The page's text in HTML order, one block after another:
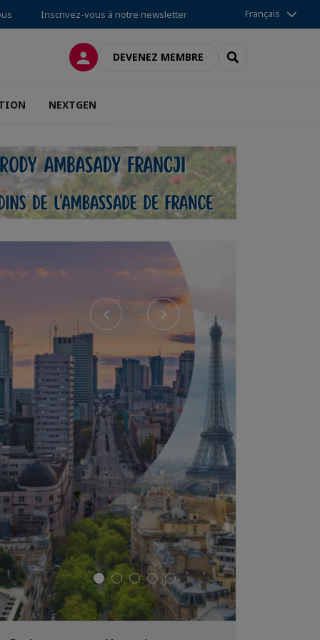
Inscrivez-vous à notre newsletter Français
CONNEXIONDEVENEZ MEMBRE RECHERCHER
NEXTGEN
Previous Next